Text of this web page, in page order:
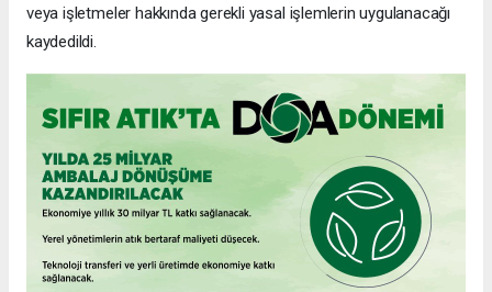
veya işletmeler hakkında gerekli yasal işlemlerin uygulanacağı
kaydedildi.